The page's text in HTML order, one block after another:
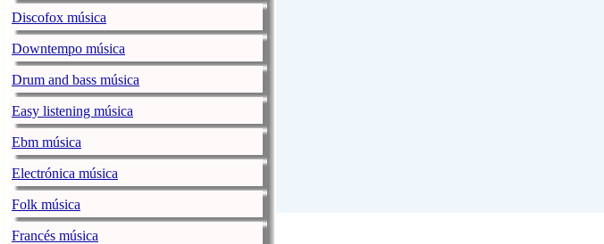
Discofox música
Downtempo música
Drum and bass música
Easy listening música
Ebm música
Electrónica música
Folk música
Francés música